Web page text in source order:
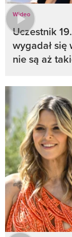
Wideo
Uczestnik
wygadał się
nie są aż